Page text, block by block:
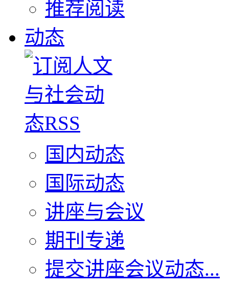
推荐阅读
动态
国内动态
国际动态
讲座与会议
期刊专递
提交讲座会议动态...